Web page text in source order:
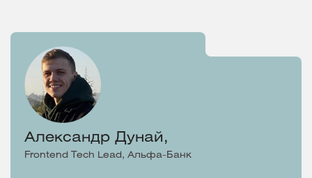
Александр Дунай,
Frontend Tech Lead, Альфа-Банк